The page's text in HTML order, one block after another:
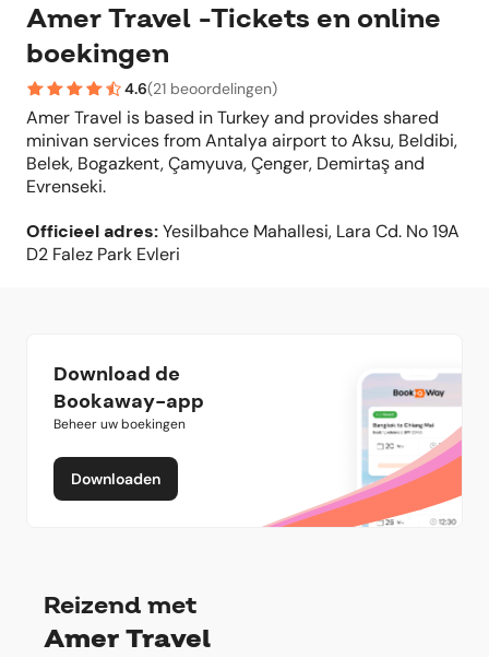
Amer Travel -Tickets en online
boekingen
4.6(21 beoordelingen)
Amer Travel is based in Turkey and provides shared
minivan services from Antalya airport to Aksu, Beldibi,
Belek, Bogazkent, Çamyuva, Çenger, Demirtaş and
Evrenseki.
Officieel adres:Yesilbahce Mahallesi, Lara Cd. No 19A
D2 Falez Park Evleri
Download de
Bookaway-app
Beheer uw boekingen
Downloaden
Reizend met
Amer Travel